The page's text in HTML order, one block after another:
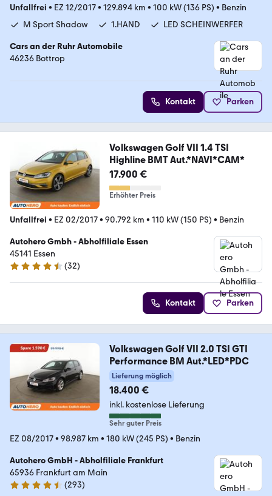
Unfallfrei • EZ 12/2017• 129.894 km • 100 kW (136 PS) • Benzin
M Sport Shadow
1.HAND LED SCHEINWERFER
Cars an der Ruhr Automobile
46236 Bottrop
Kontakt Parken
Volkswagen Golf VII 1.4 TSI
Highline BMT Aut.*NAVI*CAM*
17.900 €
Erhöhter Preis
Unfallfrei • EZ 02/2017• 90.792 km • 110 kW (150 PS) • Benzin
Autohero Gmbh - Abholfiliale Essen
45141 Essen
4.7 Sterne
(32)
Kontakt Parken
Volkswagen Golf VII 2.0 TSI GTI
Performance BM Aut.*LED*PDC
Lieferung möglich
18.400 €
inkl. kostenlose Lieferung
Sehr guter Preis
EZ 08/2017• 98.987 km • 180 kW (245 PS) • Benzin
Autohero GmbH - Abholfiliale Frankfurt
65936 Frankfurt am Main
4.6 Sterne
(293)